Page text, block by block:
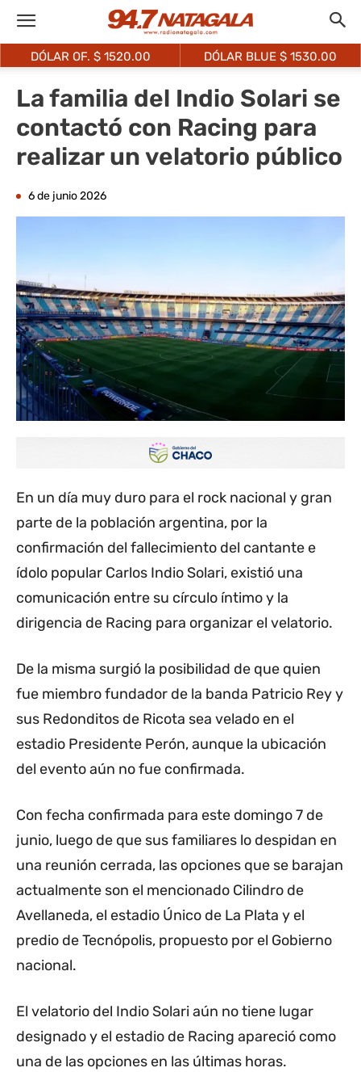
DÓLAR OF. $ 1520.00 DÓLAR BLUE $ 1530.00
La familia del Indio Solari se
contactó con Racing para
realizar un velatorio público
6 de junio 2026
En un día muy duro para el rock nacional y gran
parte de la población argentina, por la
confirmación del fallecimiento del cantante e
ídolo popular Carlos Indio Solari, existió una
comunicación entre su círculo íntimo y la
dirigencia de Racing para organizar el velatorio.
De la misma surgió la posibilidad de que quien
fue miembro fundador de la banda Patricio Rey y
sus Redonditos de Ricota sea velado en el
estadio Presidente Perón, aunque la ubicación
del evento aún no fue confirmada.
Con fecha confirmada para este domingo 7 de
junio, luego de que sus familiares lo despidan en
una reunión cerrada, las opciones que se barajan
actualmente son el mencionado Cilindro de
Avellaneda, el estadio Único de La Plata y el
predio de Tecnópolis, propuesto por el Gobierno
nacional.
El velatorio del Indio Solari aún no tiene lugar
designado y el estadio de Racing apareció como
una de las opciones en las últimas horas.